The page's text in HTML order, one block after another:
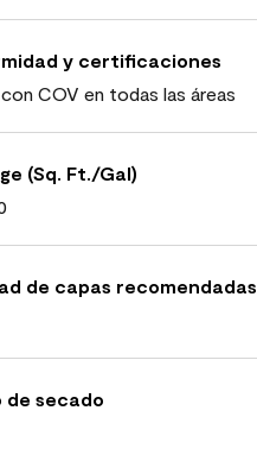
y certificaciones
COV en todas las áreas
(Sq. Ft./Gal)
de capas recomendadas
de secado